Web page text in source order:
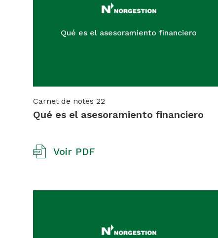
Qué es el asesoramiento financiero
Carnet de notes22
Qué es el asesoramiento financiero
Voir PDF